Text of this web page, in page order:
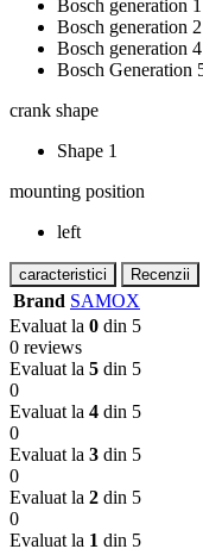
Bosch generation
Bosch generation
Bosch generation
Bosch Generation
crank shape
Shape 1
mounting position
left
caracteristici Recenzii
Brand SAMOX
Evaluat la 0 din 5
0 reviews
Evaluat la 5 din 5
0
Evaluat la 4 din 5
0
Evaluat la 3 din 5
0
Evaluat la 2 din 5
0
Evaluat la 1 din 5